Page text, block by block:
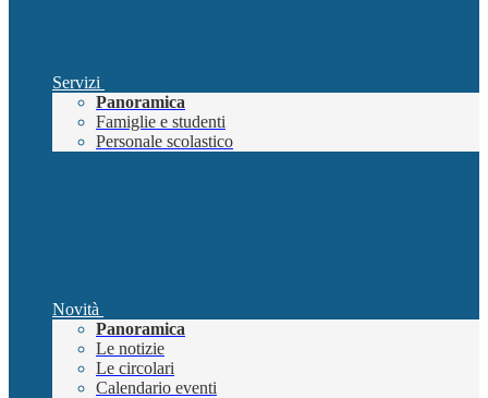
Servizi
Panoramica
Famiglie e studenti
Personale scolastico
Novità
Panoramica
Le notizie
Le circolari
Calendario eventi